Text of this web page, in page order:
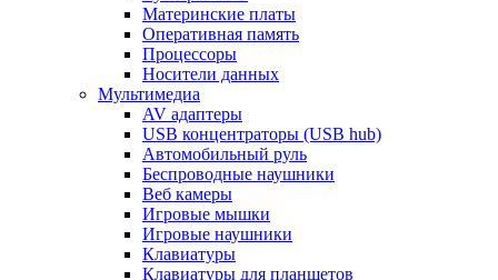
Материнские платы
Оперативная память
Процессоры
Носители данных
Мультимедиа
AV адаптеры
USB концентраторы (USB hub)
Автомобильный руль
Беспроводные наушники
Веб камеры
Игровые мышки
Игровые наушники
Клавиатуры
Клавиатуры для планшетов